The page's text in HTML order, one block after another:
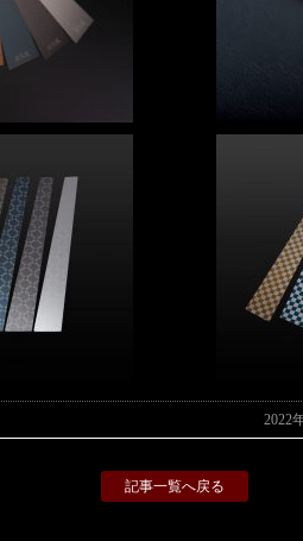
2022
記事一覧へ戻る